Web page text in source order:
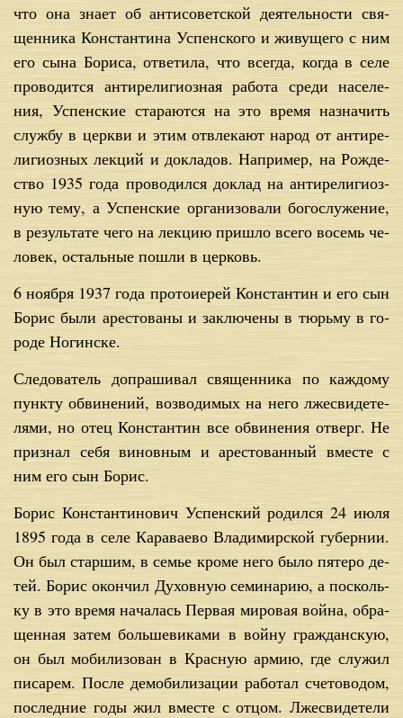
что она зна­ет об ан­ти­со­вет­ской де­я­тель­но­сти свя­
щен­ни­ка Кон­стан­ти­на Успен­ско­го и жи­ву­ще­го с ним
его сы­на Бо­ри­са, от­ве­ти­ла, что все­гда, ко­гда в се­ле
про­во­дит­ся ан­ти­ре­ли­ги­оз­ная ра­бо­та сре­ди на­се­ле­
ния, Успен­ские ста­ра­ют­ся на это вре­мя на­зна­чить
служ­бу в церк­ви и этим от­вле­ка­ют на­род от ан­ти­ре­
ли­ги­оз­ных лек­ций и до­кла­дов. На­при­мер, на Рож­де­
ство 1935 го­да про­во­дил­ся до­клад на ан­ти­ре­ли­ги­оз­
ную те­му, а Успен­ские ор­га­ни­зо­ва­ли бо­го­слу­же­ние,
в ре­зуль­та­те че­го на лек­цию при­шло все­го во­семь че­
ло­век, осталь­ные по­шли в цер­ковь.
6 но­яб­ря 1937 го­да про­то­и­е­рей Кон­стан­тин и его сын
Бо­рис бы­ли аре­сто­ва­ны и за­клю­че­ны в тюрь­му в го­
ро­де Но­гин­ске.
Сле­до­ва­тель до­пра­ши­вал свя­щен­ни­ка по каж­до­му
пунк­ту об­ви­не­ний, воз­во­ди­мых на него лже­сви­де­те­
ля­ми, но отец Кон­стан­тин все об­ви­не­ния от­верг. Не
при­знал се­бя ви­нов­ным и аре­сто­ван­ный вме­сте с
ним его сын Бо­рис.
Бо­рис Кон­стан­ти­но­вич Успен­ский ро­дил­ся 24 июля
1895 го­да в се­ле Ка­ра­ва­е­во Вла­ди­мир­ской гу­бер­нии.
Он был стар­шим, в се­мье кро­ме него бы­ло пя­те­ро де­
тей. Бо­рис окон­чил Ду­хов­ную се­ми­на­рию, а по­сколь­
ку в это вре­мя на­ча­лась Пер­вая ми­ро­вая вой­на, об­ра­
щен­ная за­тем боль­ше­ви­ка­ми в вой­ну граж­дан­скую,
он был мо­би­ли­зо­ван в Крас­ную ар­мию, где слу­жил
пи­са­рем. По­сле де­мо­би­ли­за­ции ра­бо­тал сче­то­во­дом,
по­след­ние го­ды жил вме­сте с от­цом. Лже­сви­де­те­ли